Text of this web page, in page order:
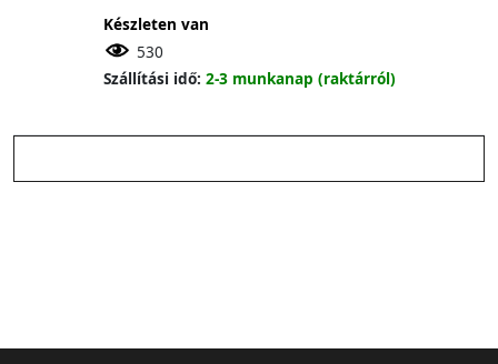
Készleten van
530
Szállítási idő: 2-3 munkanap (raktárról)